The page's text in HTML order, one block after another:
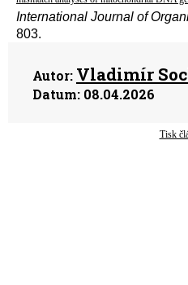
International Journal of
803.
Autor: Vladimír
Datum: 08.04.2026
Tisk